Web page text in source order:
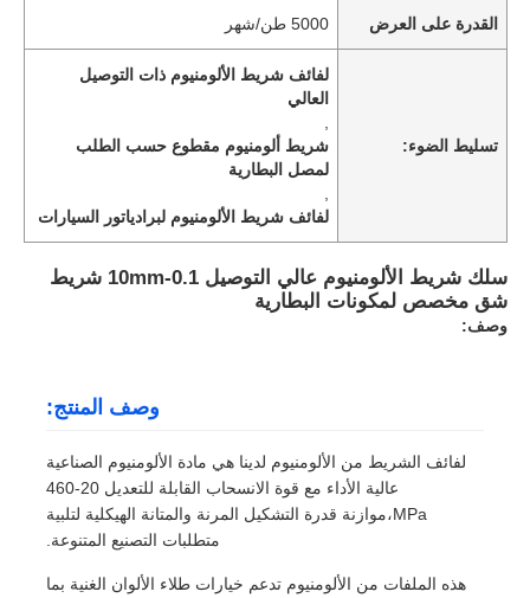
القدرة على العرض 5000 طن/شهر
تسليط الضوء:
لفائف شريط الألومنيوم ذات التوصيل
العالي
شريط ألومنيوم مقطوع حسب الطلب
لمصل البطارية
لفائف شريط الألومنيوم لبرادياتور السيارات
سلك شريط الألومنيوم عالي التوصيل 0.1-10mm شريط
شق مخصص لمكونات البطارية
وصف:
وصف المنتج:
لفائف الشريط من الألومنيوم لدينا هي مادة الألومنيوم الصناعية
عالية الأداء مع قوة الانسحاب القابلة للتعديل 20-460
MPa،موازنة قدرة التشكيل المرنة والمتانة الهيكلية لتلبية
متطلبات التصنيع المتنوعة.
هذه الملفات من الألومنيوم تدعم خيارات طلاء الألوان الغنية بما